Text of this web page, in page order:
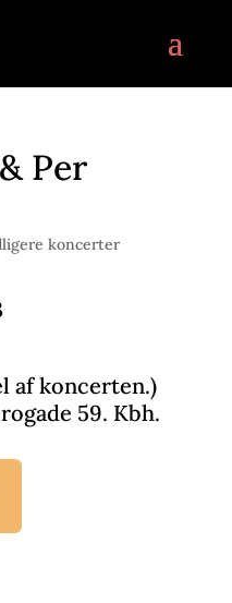
Per
koncerter
af koncerten.)
59. Kbh.